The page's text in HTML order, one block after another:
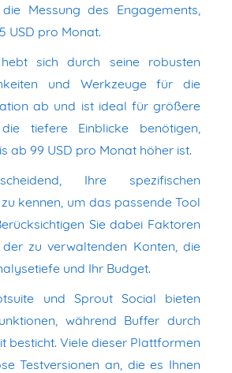
Messung des Engagements,
USD pro Monat.
sich durch seine robusten
und Werkzeuge für die
ab und ist ideal für größere
tiefere Einblicke benötigen,
ab 99 USD pro Monat höher ist.
Ihre spezifischen
kennen, um das passende Tool
Sie dabei Faktoren
zu verwaltenden Konten, die
und Ihr Budget.
und Sprout Social bieten
während Buffer durch
besticht. Viele dieser Plattformen
Testversionen an, die es Ihnen